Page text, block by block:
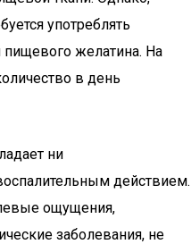
употреблять
желатина. На
в день
ни
действием.
ощущения,
заболевания, не